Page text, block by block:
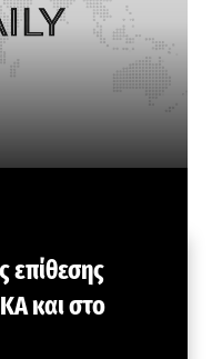
επίθεσης
και στο